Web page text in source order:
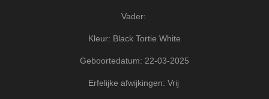
Vader:
Kleur: Black Tortie White
Geboortedatum: 22-03-2025
Erfelijke afwijkingen: Vrij